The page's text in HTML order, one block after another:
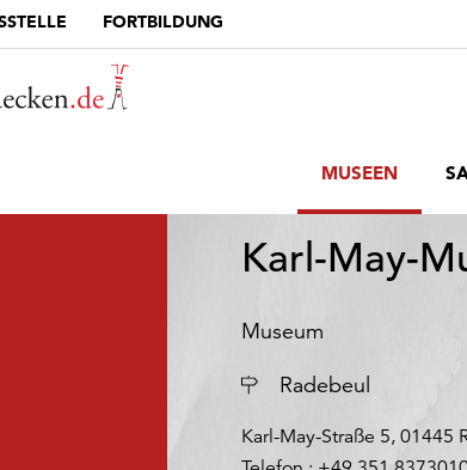
FORTBILDUNG
MUSEEN
Karl-May-
Museum
Ort
Radebeul
Karl-May-Straße 5, 01445